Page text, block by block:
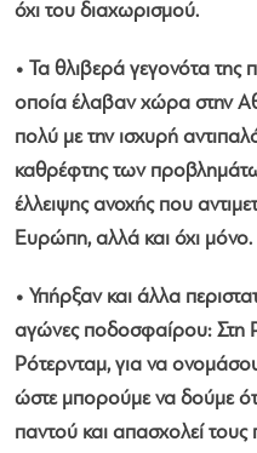
όχι του διαχωρισμού.
• Τα θλιβερά γεγονότα
οποία έλαβαν χώρα στην
πολύ με την ισχυρή
καθρέφτης των
έλλειψης ανοχής που
Ευρώπη, αλλά και όχι μόνο.
• Υπήρξαν και άλλα
αγώνες ποδοσφαίρου: Στη
Ρότερνταμ, για να
ώστε μπορούμε να δούμε
παντού και απασχολεί τους